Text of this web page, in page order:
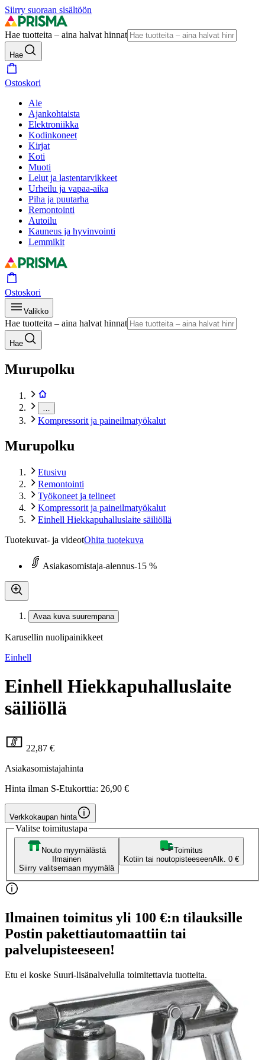
Siirry suoraan sisältöön
Hae tuotteita – aina halvat hinnat
Hae
Ostoskori
Ale
Ajankohtaista
Elektroniikka
Kodinkoneet
Kirjat
Koti
Muoti
Lelut ja lastentarvikkeet
Urheilu ja vapaa-aika
Piha ja puutarha
Remontointi
Autoilu
Kauneus ja hyvinvointi
Lemmikit
Ostoskori
Valikko
Hae tuotteita – aina halvat hinnat
Hae
Murupolku
Kompressorit ja paineilmatyökalut
Murupolku
Etusivu
Remontointi
Työkoneet ja telineet
Kompressorit ja paineilmatyökalut
Einhell Hiekkapuhalluslaite säiliöllä
Tuotekuvat- ja videotOhita tuotekuva
Asiakasomistaja-alennus-15 %
Avaa kuva suurempana
Karusellin nuolipainikkeet
Einhell
Einhell Hiekkapuhalluslaite
säiliöllä
22,87 €
Asiakasomistajahinta
Hinta ilman S-Etukorttia: 26,90 €
Verkkokaupan hinta
Valitse toimitustapa
Nouto myymälästä
Ilmainen
Siirry valitsemaan myymälä
Toimitus
Kotiin tai noutopisteeseenAlk. 0 €
Ilmainen toimitus yli 100 €:n tilauksille
Postin pakettiautomaattiin tai
palvelupisteeseen!
Etu ei koske Suuri‑lisäpalvelulla toimitettavia tuotteita.
Tarkista myymäläsaatavuus